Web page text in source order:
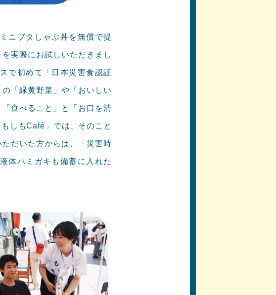
ニブタしゃぶ丼を無償で提
実際にお試しいただきまし
で初めて「日本災害食認証
「緑黄野菜」や「おいしい
食べること」と「お口を清
しもCafé」では、そのこと
だいた方からは、「災害時
体ハミガキも備蓄に入れた